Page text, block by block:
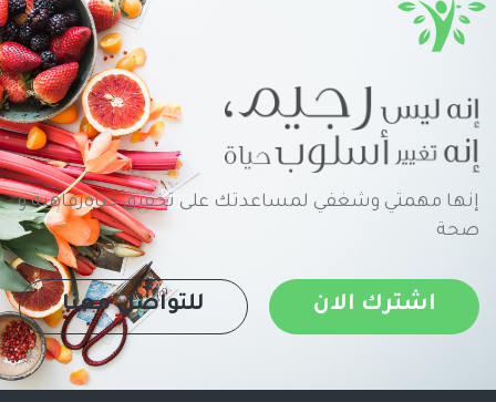
إنها مهمتي وشغفي لمساعدتك على تحقيق حياةرفاهية و
صحة
اشترك الان للتواصل معنا